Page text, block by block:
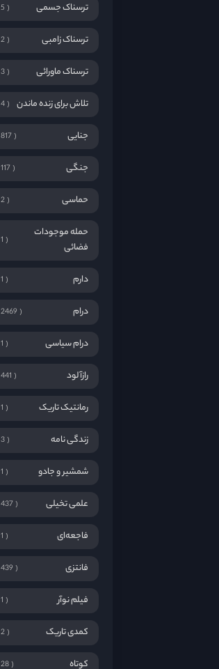
ترسناک جسمی 5
ترسناک زامبی 2
ترسناک ماورائی 3
تلاش برای زنده ماندن 4
جنایی 817
جنگی 117
حماسی 2
حمله موجودات
فضائی
1
دارم 1
درام 2469
درام سیاسی 1
رازآلود 441
رمانتیک تاریک 1
زندگی نامه 3
شمشیر و جادو 1
علمی تخیلی 437
فاجعه‌ای 1
فانتزی 439
فیلم نوآر 1
کمدی تاریک 2
کوتاه 28